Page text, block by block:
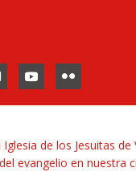
de los Jesuitas
evangelio en nuestra